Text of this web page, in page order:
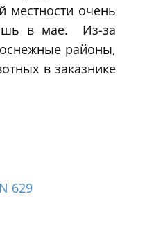
местности очень
в мае. Из-за
районы,
в заказнике
629